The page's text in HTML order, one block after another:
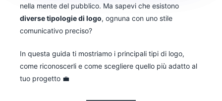
nella mente del pubblico. Ma sapevi che esistono
diverse tipologie di logo, ognuna con uno stile
comunicativo preciso?
In questa guida ti mostriamo i principali tipi di logo,
come riconoscerli e come scegliere quello più adatto al
tuo progetto 💼